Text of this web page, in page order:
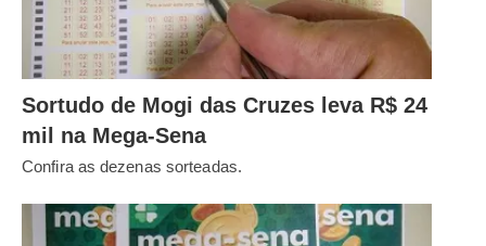
Sortudo de Mogi das Cruzes leva R$ 24
mil na Mega-Sena
Confira as dezenas sorteadas.